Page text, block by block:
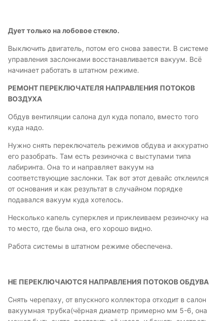
Дует только на лобовое стекло.
Выключить двигатель, потом его снова завести. В системе
управления заслонками восстанавливается вакуум. Всё
начинает работать в штатном режиме.
РЕМОНТ ПЕРЕКЛЮЧАТЕЛЯ НАПРАВЛЕНИЯ ПОТОКОВ
ВОЗДУХА
Обдув вентиляции салона дул куда попало, вместо того
куда надо.
Нужно снять переключатель режимов обдува и аккуратно
его разобрать. Там есть резиночка с выступами типа
лабиринта. Она то и направляет вакуум на
соответствующие заслонки. Так вот этот девайс отклеился
от основания и как результат в случайном порядке
подавался вакуум куда хотелось.
Несколько капель суперклея и приклеиваем резиночку на
то место, где была она, его хорошо видно.
Работа системы в штатном режиме обеспечена.
НЕ ПЕРЕКЛЮЧАЮТСЯ НАПРАВЛЕНИЯ ПОТОКОВ ОБДУВА
Снять черепаху, от впускного коллектора отходит в салон
вакуумная трубка(чёрная диаметр примерно мм 5-6, она